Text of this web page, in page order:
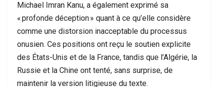
Michael Imran Kanu, a également exprimé sa
« profonde déception » quant à ce qu’elle considère
comme une distorsion inacceptable du processus
onusien. Ces positions ont reçu le soutien explicite
des États-Unis et de la France, tandis que l’Algérie, la
Russie et la Chine ont tenté, sans surprise, de
maintenir la version litigieuse du texte.